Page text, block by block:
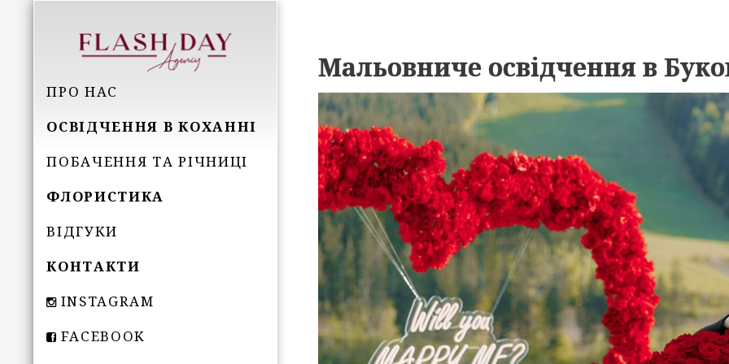
ПРО НАС
ОСВІДЧЕННЯ В КОХАННІ
ПОБАЧЕННЯ ТА РІЧНИЦІ
ФЛОРИСТИКА
ВІДГУКИ
КОНТАКТИ
INSTAGRAM
FACEBOOK
Мальовниче освідчення в